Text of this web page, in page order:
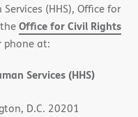
(HHS), Office for
Office for Civil Rights
phone at:
Services (HHS)
D.C. 20201